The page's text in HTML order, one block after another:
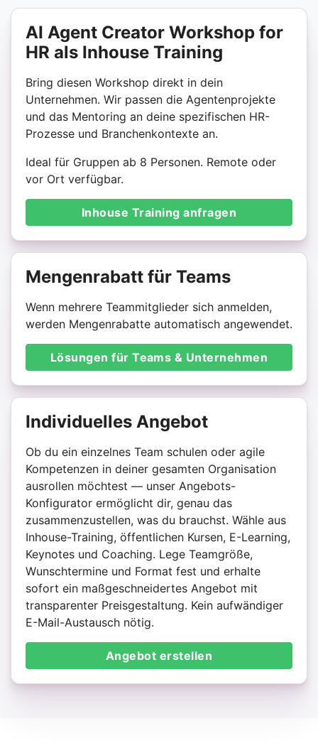
AI Agent Creator Workshop for
HR als Inhouse Training
Bring diesen Workshop direkt in dein
Unternehmen. Wir passen die Agentenprojekte
und das Mentoring an deine spezifischen HR-
Prozesse und Branchenkontexte an.
Ideal für Gruppen ab 8 Personen. Remote oder
vor Ort verfügbar.
Inhouse Training anfragen
Mengenrabatt für Teams
Wenn mehrere Teammitglieder sich anmelden,
werden Mengenrabatte automatisch angewendet.
Lösungen für Teams & Unternehmen
Individuelles Angebot
Ob du ein einzelnes Team schulen oder agile
Kompetenzen in deiner gesamten Organisation
ausrollen möchtest — unser Angebots-
Konfigurator ermöglicht dir, genau das
zusammenzustellen, was du brauchst. Wähle aus
Inhouse-Training, öffentlichen Kursen, E-Learning,
Keynotes und Coaching. Lege Teamgröße,
Wunschtermine und Format fest und erhalte
sofort ein maßgeschneidertes Angebot mit
transparenter Preisgestaltung. Kein aufwändiger
E-Mail-Austausch nötig.
Angebot erstellen